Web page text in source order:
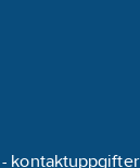
kontaktuppgifter